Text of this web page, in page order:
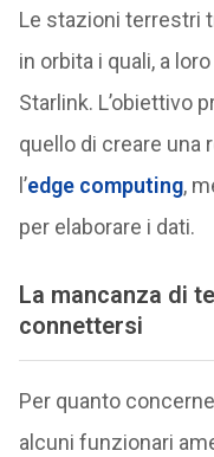
Le stazioni terrestri
in orbita i quali, a
Starlink. L’obiettivo
quello di creare una
l’edge computing,
per elaborare i dati.
La mancanza di
connettersi
Per quanto
alcuni funzionari